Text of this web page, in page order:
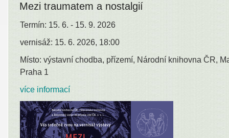
Mezi traumatem a nostalgií
Termín: 15. 6. - 15. 9. 2026
vernisáž: 15. 6. 2026, 18:00
Místo: výstavní chodba, přízemí, Národní knihovna ČR,
Praha 1
více informací